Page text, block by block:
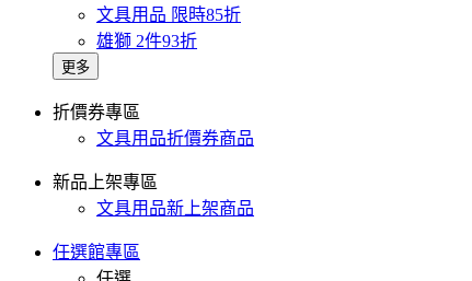
文具用品 限時85折
雄獅 2件93折
更多
折價券專區
文具用品折價券商品
新品上架專區
文具用品新上架商品
任選館專區